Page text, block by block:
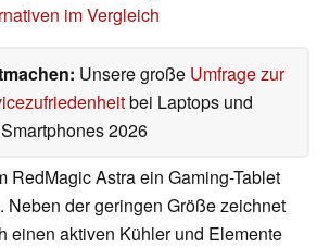
im Vergleich
Unsere große Umfrage zur
bei Laptops und
Smartphones 2026
RedMagic Astra ein Gaming-Tablet
Neben der geringen Größe zeichnet
einen aktiven Kühler und Elemente